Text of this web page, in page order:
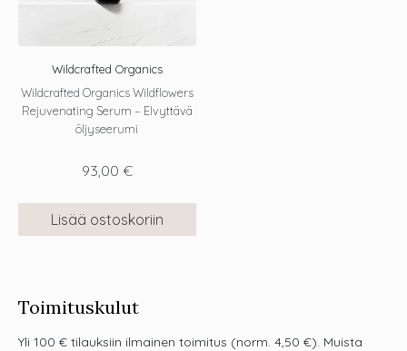
Wildcrafted Organics
Wildcrafted Organics Wildflowers
Rejuvenating Serum – Elvyttävä
öljyseerumi
93,00 €
Lisää ostoskoriin
Toimituskulut
Yli 100 € tilauksiin ilmainen toimitus (norm. 4,50 €). Muista